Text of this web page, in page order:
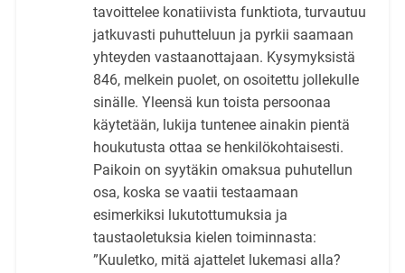
tavoittelee konatiivista funktiota, turvautuu
jatkuvasti puhutteluun ja pyrkii saamaan
yhteyden vastaanottajaan. Kysymyksistä
846, melkein puolet, on osoitettu jollekulle
sinälle. Yleensä kun toista persoonaa
käytetään, lukija tuntenee ainakin pientä
houkutusta ottaa se henkilökohtaisesti.
Paikoin on syytäkin omaksua puhutellun
osa, koska se vaatii testaamaan
esimerkiksi lukutottumuksia ja
taustaoletuksia kielen toiminnasta:
”Kuuletko, mitä ajattelet lukemasi alla?